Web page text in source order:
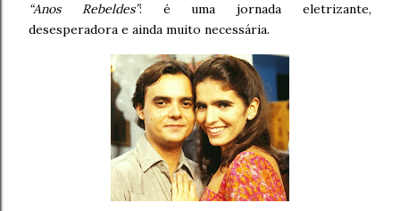
“Anos Rebeldes”: é uma jornada eletrizante,
desesperadora e ainda muito necessária.